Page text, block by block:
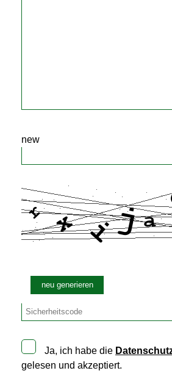
new
neu generieren
Ja, ich habe die
gelesen und akzeptiert.